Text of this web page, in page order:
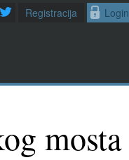
Login
Registracija
mosta